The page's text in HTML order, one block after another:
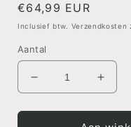
Normale
prijs
€64,99 EUR
Inclusief btw. Verzendkosten
Aantal
Aantal
verlagen
voor
Aantal
voor